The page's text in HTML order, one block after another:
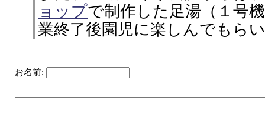
ョップで制作した足湯（１号
業終了後園児に楽しんでもら
お名前: